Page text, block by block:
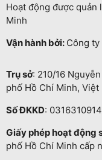
Hoạt động được quản
Minh
Vận hành bởi: Công ty
Trụ sở: 210/16
phố Hồ Chí Minh, Việt
Số ĐKKD: 0316310914
Giấy phép hoạt động
phố Hồ Chí Minh cấp